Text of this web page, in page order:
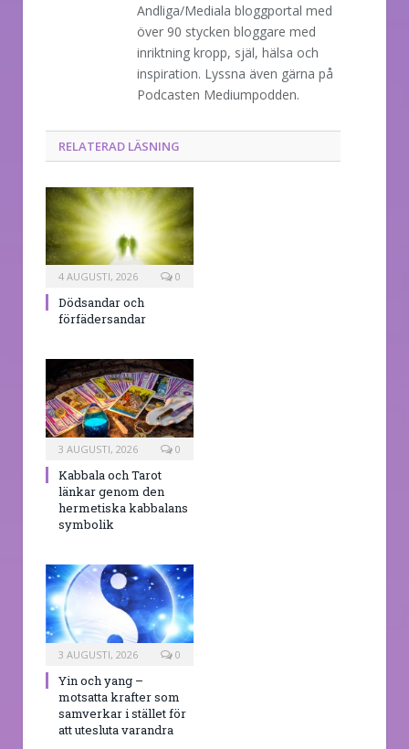
Andliga/Mediala bloggportal med
över 90 stycken bloggare med
inriktning kropp, själ, hälsa och
inspiration. Lyssna även gärna på
Podcasten Mediumpodden.
RELATERAD LÄSNING
4 AUGUSTI, 2026 0
Dödsandar och
förfädersandar
3 AUGUSTI, 2026 0
Kabbala och Tarot
länkar genom den
hermetiska kabbalans
symbolik
3 AUGUSTI, 2026 0
Yin och yang –
motsatta krafter som
samverkar i stället för
att utesluta varandra